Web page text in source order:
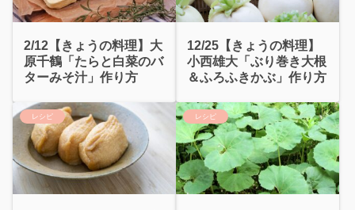
2/12【きょうの料理】大
原千鶴「たらと白菜のバ
ターみそ汁」作り方
12/25【きょうの料理】
小西雄大「ぶり巻き大根
＆ふろふきかぶ」作り方
レシピ レシピ